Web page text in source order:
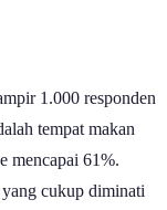
1.000 responden
tempat makan
mencapai 61%.
cukup diminati